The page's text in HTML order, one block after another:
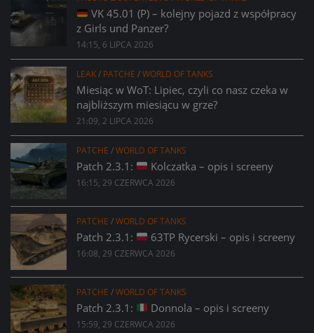
VK 45.01 (P) – kolejny pojazd z współpracy
z Girls und Panzer?
14:15, 6 LIPCA 2026
LEAK/ PATCHE /WORLD OF TANKS
Miesiąc w WoT: Lipiec, czyli co nasz czeka w
najbliższym miesiącu w grze?
21:09, 2 LIPCA 2026
PATCHE /WORLD OF TANKS
Patch 2.3.1: Kolczatka – opis i screeny
16:15, 29 CZERWCA 2026
PATCHE /WORLD OF TANKS
Patch 2.3.1: 63TP Rycerski – opis i screeny
16:08, 29 CZERWCA 2026
PATCHE /WORLD OF TANKS
Patch 2.3.1: Donnola – opis i screeny
15:59, 29 CZERWCA 2026